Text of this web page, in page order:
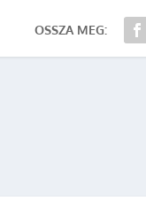
OSSZA MEG: